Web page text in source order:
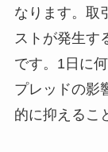
なります。取
ストが発生す
です。1日に
プレッドの影
的に抑えるこ